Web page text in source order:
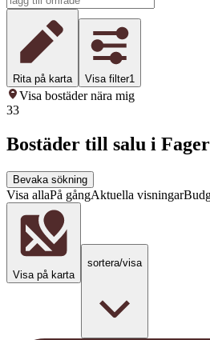
Rita på karta Visa filter1
Visa bostäder nära mig
33
Bostäder till salu i
Bevaka sökning
Visa allaPå gångAktuella visningar
Visa på karta
sortera/visa